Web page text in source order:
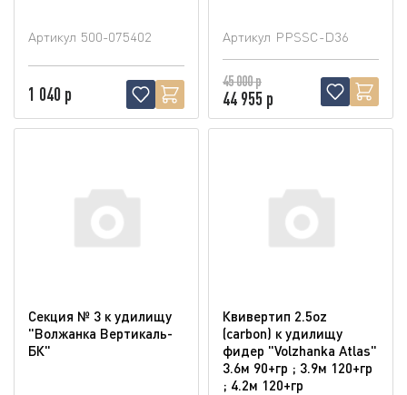
Артикул 500-075402
1 040 р
Артикул PPSSC-D36
45 000 р
44 955 р
Секция № 3 к удилищу
"Волжанка Вертикаль-
БК"
Квивертип 2.5oz
(carbon) к удилищу
фидер "Volzhanka Atlas"
3.6м 90+гр ; 3.9м 120+гр
; 4.2м 120+гр